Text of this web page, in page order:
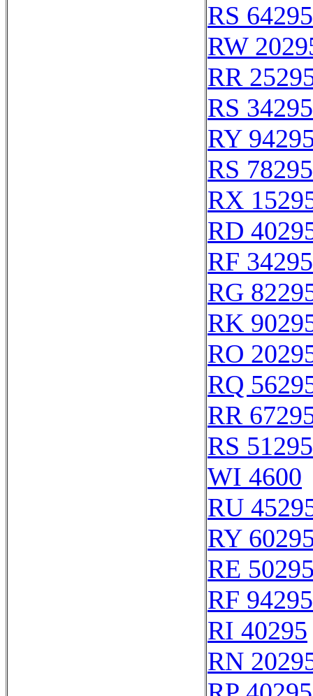
RS 64295
RW
RR
RS 34295
RY
RS 78295
RX
RD
RF 34295
RG
RK
RO
RQ
RR
RS 51295
WI 4600
RU
RY
RE
RF 94295
RI 40295
RN